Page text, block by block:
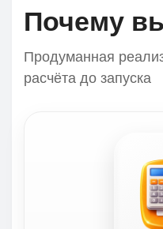
Почему
Продуманная
расчёта до запуска